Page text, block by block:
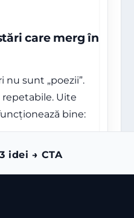
care merg în
nu sunt „poezii”.
Uite
bine:
idei → CTA